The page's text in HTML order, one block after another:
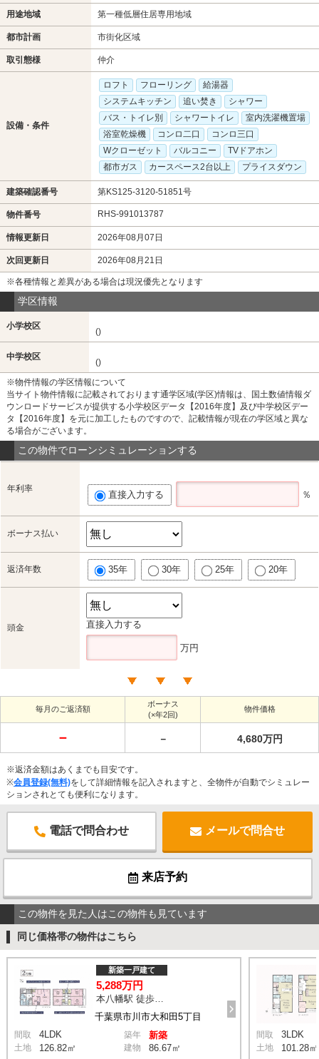
用途地域 第一種低層住居専用地域
都市計画 市街化区域
取引態様 仲介
設備・条件
ロフト フローリング
給湯器
システムキッチン
追い焚き
シャワー
バス・トイレ別
シャワートイレ
室内洗濯機置場
浴室乾燥機
コンロ二口
コンロ三口
Wクローゼット
バルコニー
TVドアホン
都市ガス
カースペース2台以上 プライスダウン
建築確認番号 第KS125-3120-51851号
物件番号 RHS-991013787
情報更新日 2026年08月07日
次回更新日 2026年08月21日
※各種情報と差異がある場合は現況優先となります
学区情報
小学校区
()
中学校区
()
※物件情報の学区情報について
当サイト物件情報に記載されております通学区域(学区)情報は、国土数値情報ダ
ウンロードサービスが提供する小学校区データ【2016年度】及び中学校区デー
タ【2016年度】を元に加工したものですので、記載情報が現在の学区域と異な
る場合がございます。
この物件でローンシミュレーションする
年利率
直接入力する ％
ボーナス払い
返済年数 35年 30年 25年 20年
頭金 直接入力する
万円
毎月のご返済額
ボーナス
(×年2回)
物件価格
－ － 4,680万円
※返済金額はあくまでも目安です。
※会員登録(無料)をして詳細情報を記入されますと、全物件が自動でシミュレー
ションされとても便利になります。
電話で問合わせ メールで問合せ
来店予約
この物件を見た人はこの物件も見ています
同じ価格帯の物件はこちら
千葉県市川市大和田5丁目
新築一戸建て
5,288万円
間取 4LDK 築年 新築
土地 126.82㎡ 建物 86.67㎡
間取 3LDK
土地 101.28㎡